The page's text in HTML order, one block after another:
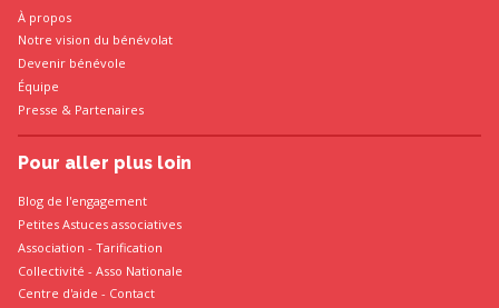
À propos
Notre vision du bénévolat
Devenir bénévole
Équipe
Presse & Partenaires
Pour aller plus loin
Blog de l'engagement
Petites Astuces associatives
Association - Tarification
Collectivité - Asso Nationale
Centre d'aide - Contact